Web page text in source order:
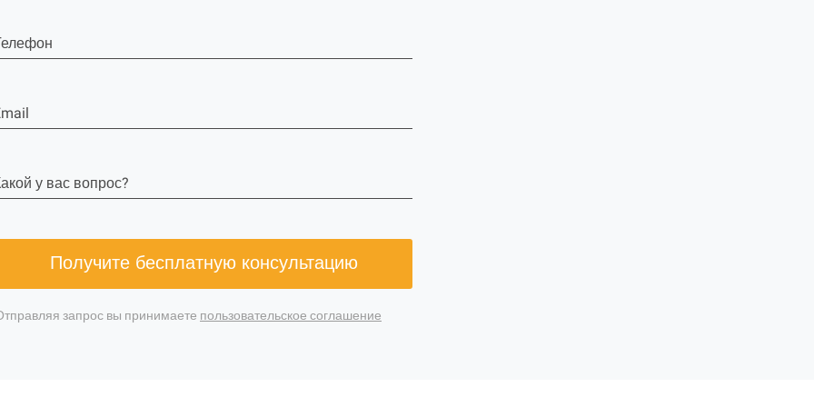
у вас вопрос?
Получите бесплатную консультацию
запрос вы принимаете пользовательское соглашение